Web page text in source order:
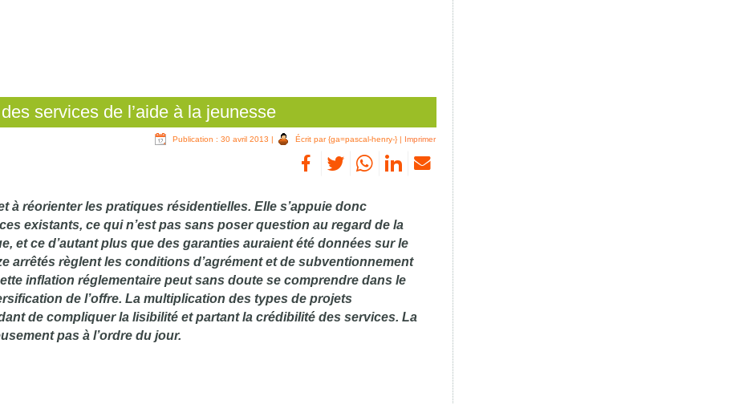
services de l’aide à la jeunesse
Publication : 30 avril 2013 | Écrit par {ga=pascal-henry-} | Imprimer
à réorienter les pratiques résidentielles. Elle s’appuie donc
existants, ce qui n’est pas sans poser question au regard de la
et ce d’autant plus que des garanties auraient été données sur le
arrêtés règlent les conditions d’agrément et de subventionnement
inflation réglementaire peut sans doute se comprendre dans le
de l’offre. La multiplication des types de projets
de compliquer la lisibilité et partant la crédibilité des services. La
pas à l’ordre du jour.